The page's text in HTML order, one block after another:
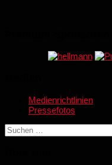
Medienrichtlinien
Pressefotos
Suchen
nach: